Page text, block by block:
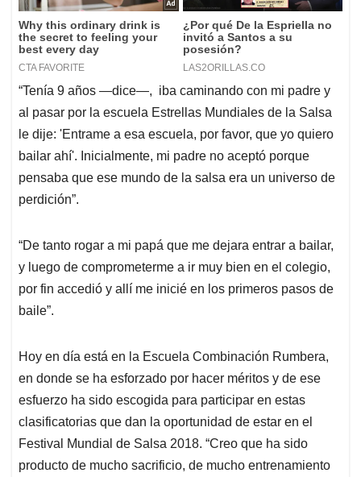
“Tenía 9 años —dice—, iba caminando con mi padre y
al pasar por la escuela Estrellas Mundiales de la Salsa
le dije: 'Entrame a esa escuela, por favor, que yo quiero
bailar ahí'. Inicialmente, mi padre no aceptó porque
pensaba que ese mundo de la salsa era un universo de
perdición”.
“De tanto rogar a mi papá que me dejara entrar a bailar,
y luego de comprometerme a ir muy bien en el colegio,
por fin accedió y allí me inicié en los primeros pasos de
baile”.
Hoy en día está en la Escuela Combinación Rumbera,
en donde se ha esforzado por hacer méritos y de ese
esfuerzo ha sido escogida para participar en estas
clasificatorias que dan la oportunidad de estar en el
Festival Mundial de Salsa 2018. “Creo que ha sido
producto de mucho sacrificio, de mucho entrenamiento